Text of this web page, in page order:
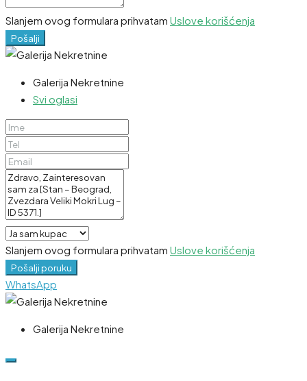
Slanjem ovog formulara prihvatam Uslove korišćenja
Pošalji
Galerija Nekretnine
Svi oglasi
Slanjem ovog formulara prihvatam Uslove korišćenja
Pošalji poruku
WhatsApp
Galerija Nekretnine